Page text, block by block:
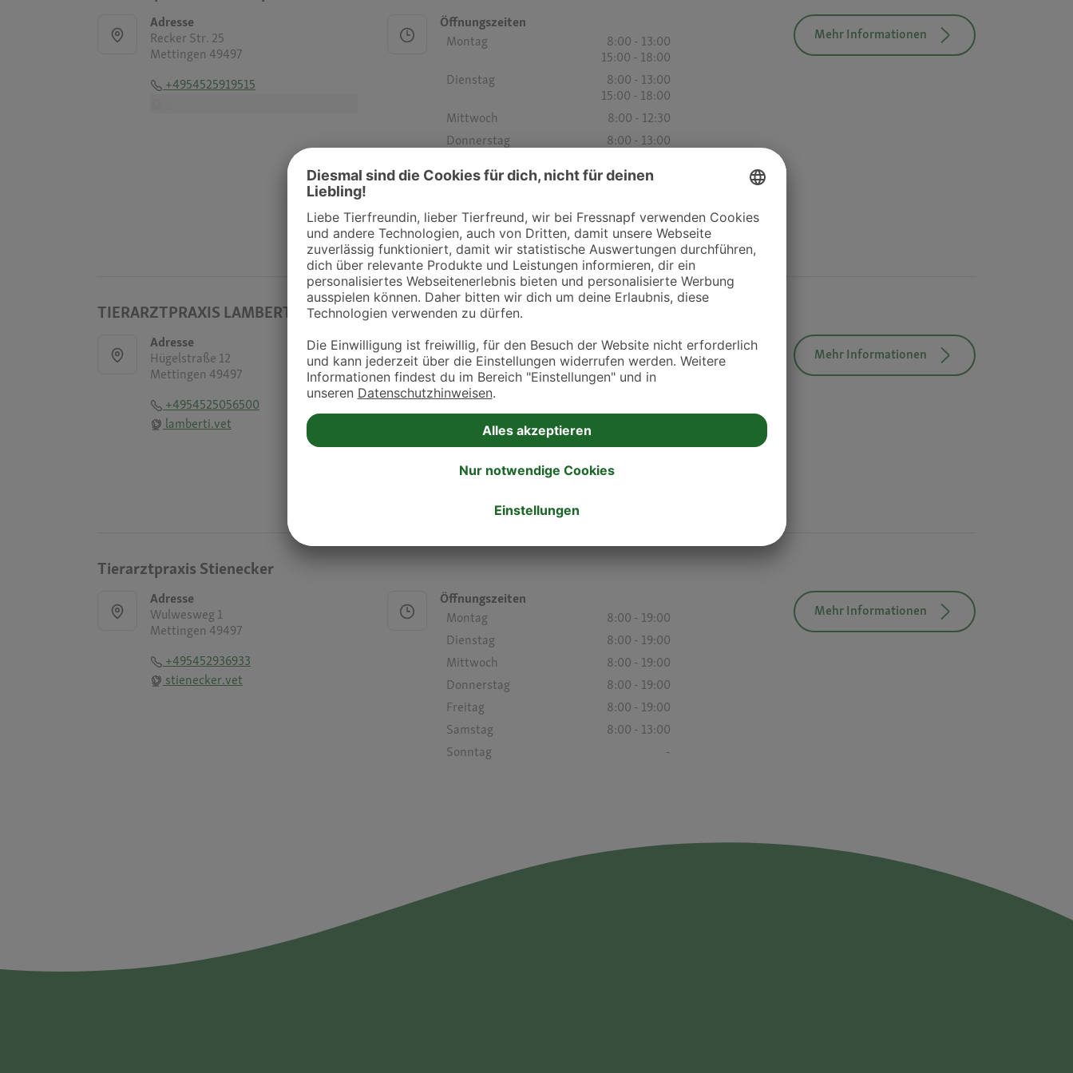
Adresse
Recker Str. 25
Mettingen 49497
+4954525919515
Öffnungszeiten
Montag
8:00 - 13:00
15:00 - 18:00
Dienstag
8:00 - 13:00
15:00 - 18:00
Mittwoch
8:00 - 12:30
Donnerstag
8:00 - 13:00
Freitag
8:00 - 13:00
Samstag
-
Sonntag
-
Mehr Informationen
TIERARZTPRAXIS LAMBERTI
Adresse
Hügelstraße 12
Mettingen 49497
+4954525056500
lamberti.vet
Öffnungszeiten
Montag
8:00 - 18:00
Dienstag
8:00 - 18:00
Donnerstag
Freitag
8:00 - 18:00
Samstag
Mehr Informationen
Tierarztpraxis Stienecker
Adresse
Wulwesweg 1
Mettingen 49497
+495452936933
stienecker.vet
Öffnungszeiten
Montag
8:00 - 19:00
Dienstag
8:00 - 19:00
Mittwoch
8:00 - 19:00
Donnerstag
8:00 - 19:00
Freitag
8:00 - 19:00
Samstag
8:00 - 13:00
Sonntag
-
Mehr Informationen